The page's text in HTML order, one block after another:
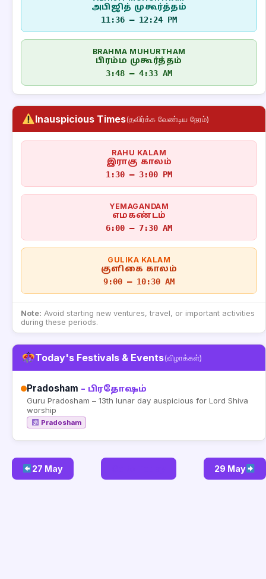
அபிஜித் முகூர்த்தம்
11:36 – 12:24 PM
BRAHMA MUHURTHAM
பிரம்ம முகூர்த்தம்
3:48 – 4:33 AM
Inauspicious Times(தவிர்க்க வேண்டிய நேரம்)
RAHU KALAM
இராகு காலம்
1:30 – 3:00 PM
YEMAGANDAM
எமகண்டம்
6:00 – 7:30 AM
GULIKA KALAM
குளிகை காலம்
9:00 – 10:30 AM
Note: Avoid starting new ventures, travel, or important activities
during these periods.
Today's Festivals & Events(விழாக்கள்)
Pradosham – பிரதோஷம்
Guru Pradosham – 13th lunar day auspicious for Lord Shiva
worship
Pradosham
27 May 29 May